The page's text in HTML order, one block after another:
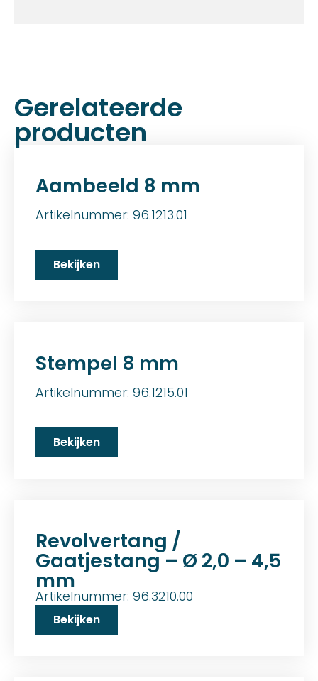
Gerelateerde
producten
Aambeeld 8 mm
Artikelnummer: 96.1213.01
Bekijken
Stempel 8 mm
Artikelnummer: 96.1215.01
Bekijken
Revolvertang /
Gaatjestang – Ø 2,0 – 4,5
mm
Artikelnummer: 96.3210.00
Bekijken